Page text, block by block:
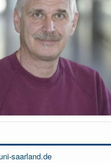
saarland.de